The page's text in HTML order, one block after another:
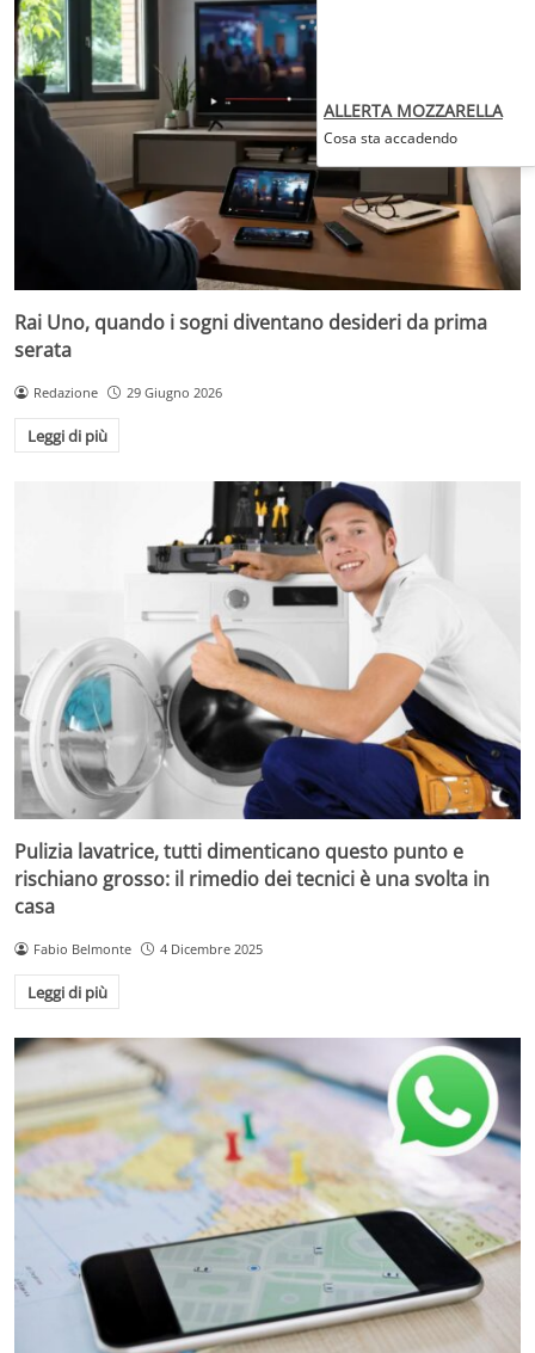
Rai Uno, quando i sogni diventano desideri da prima
serata
Redazione 29 Giugno 2026
Leggi di più
Pulizia lavatrice, tutti dimenticano questo punto e
rischiano grosso: il rimedio dei tecnici è una svolta in
casa
Fabio Belmonte 4 Dicembre 2025
Leggi di più
ALLERTA MOZZARELLA
Cosa sta accadendo